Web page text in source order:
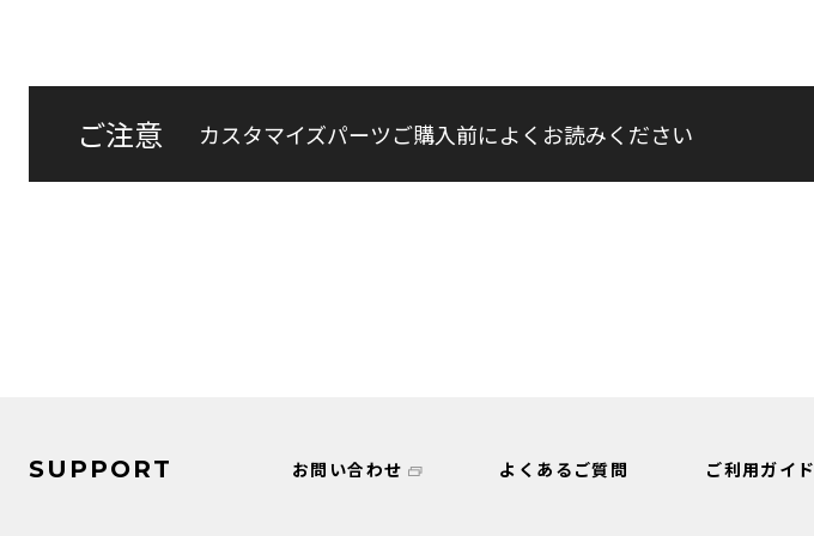
ご注意 カスタマイズパーツご購入前によくお読みください
SUPPORT お問い合わせ よくあるご質問 ご利用ガイド